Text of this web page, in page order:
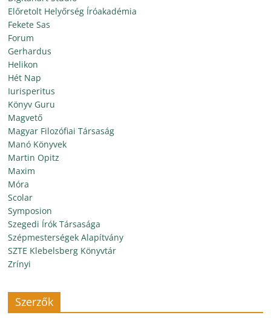
Előretolt Helyőrség Íróakadémia
Fekete Sas
Forum
Gerhardus
Helikon
Hét Nap
Iurisperitus
Könyv Guru
Magvető
Magyar Filozófiai Társaság
Manó Könyvek
Martin Opitz
Maxim
Móra
Scolar
Symposion
Szegedi Írók Társasága
Szépmesterségek Alapítvány
SZTE Klebelsberg Könyvtár
Zrínyi
Szerzők